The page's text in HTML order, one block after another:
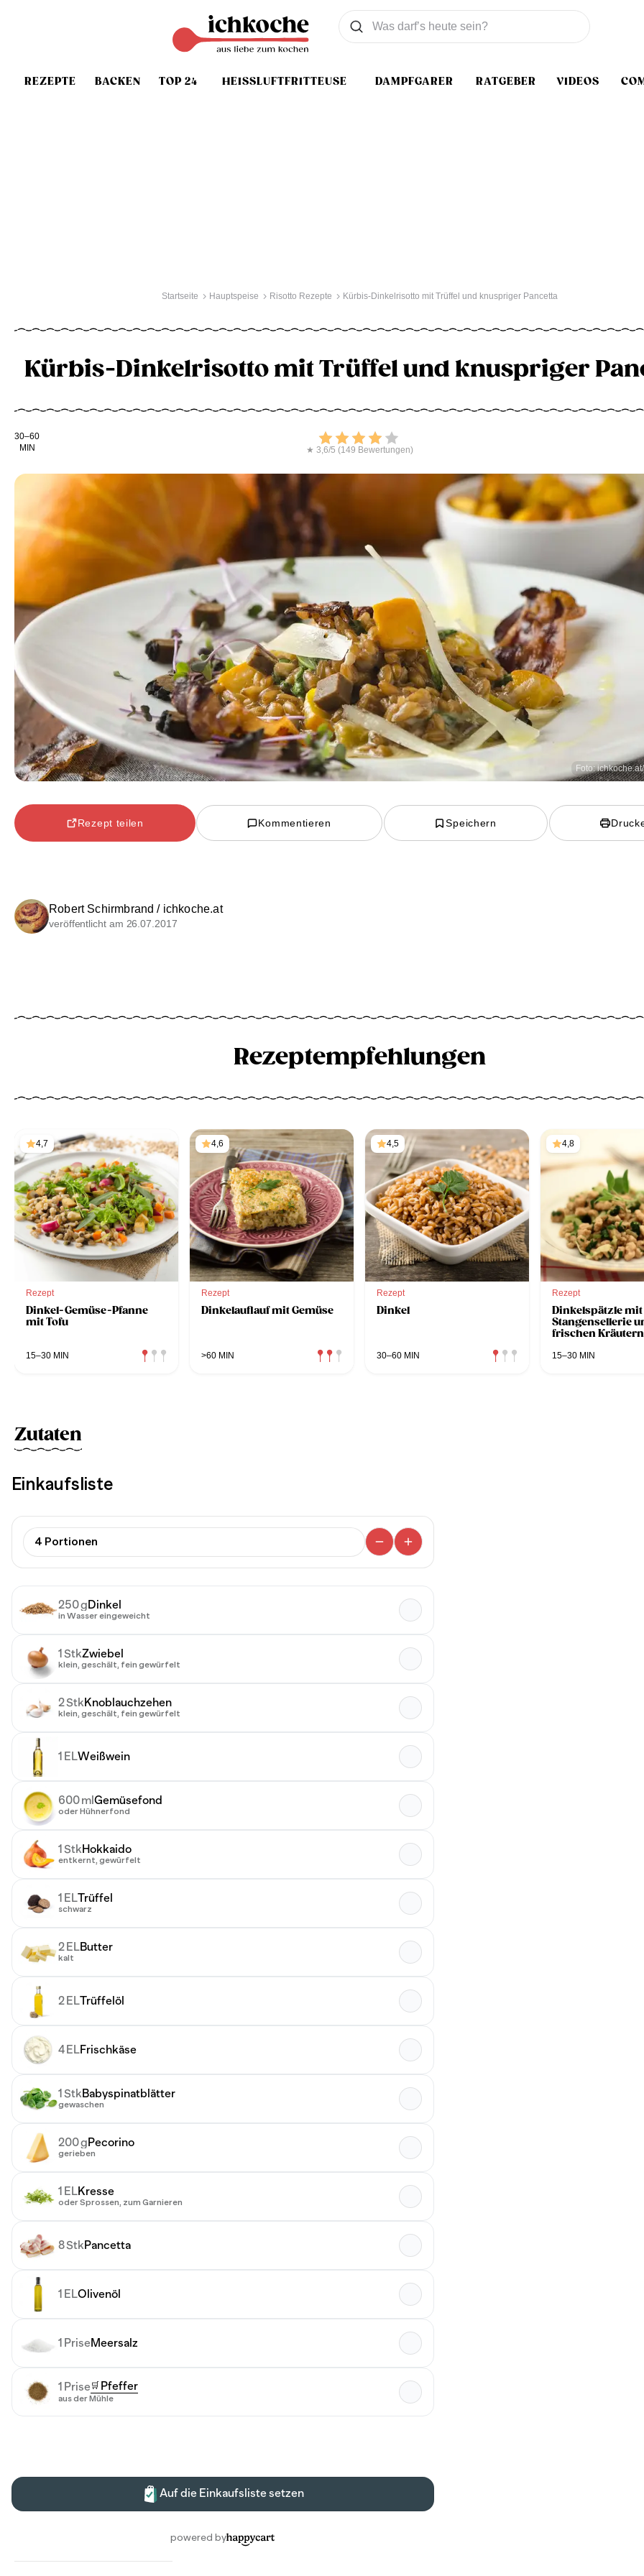
REZEPTE BACKEN TOP 24 HEISSLUFTFRITTEUSE DAMPFGARER RATGEBER VIDEOS
Was wollen Sie suchen
Suchen
Startseite Hauptspeise Risotto Rezepte Kürbis-Dinkelrisotto mit Trüffel und knuspriger Pancetta
Kürbis-Dinkelrisotto mit Trüffel und knuspriger
Kochdauer
30–60
MIN
Bewerten
★ 3,6/5 (149 Bewertungen)
Foto:
Rezept teilen Kommentieren Speichern
Robert Schirmbrand / ichkoche.at
veröffentlicht am 26.07.2017
Rezeptempfehlungen
4,7
Rezept
Dinkel-Gemüse-Pfanne
mit Tofu
15–30 MIN
4,6
Rezept
Dinkelauflauf mit Gemüse
>60 MIN
4,5
Rezept
Dinkel
30–60 MIN
4,8
Rezept
Dinkelspätzle mit
Stangensellerie
frischen Kräutern
15–30 MIN
Zutaten